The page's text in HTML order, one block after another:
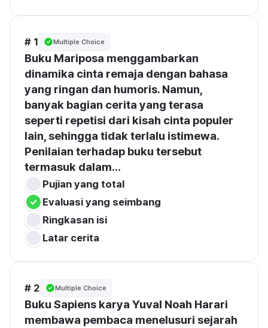
# 1 Multiple Choice
Buku Mariposa menggambarkan
dinamika cinta remaja dengan bahasa
yang ringan dan humoris. Namun,
banyak bagian cerita yang terasa
seperti repetisi dari kisah cinta populer
lain, sehingga tidak terlalu istimewa.
Penilaian terhadap buku tersebut
termasuk dalam...
Pujian yang total
Evaluasi yang seimbang
Ringkasan isi
Latar cerita
# 2 Multiple Choice
Buku Sapiens karya Yuval Noah Harari
membawa pembaca menelusuri sejarah